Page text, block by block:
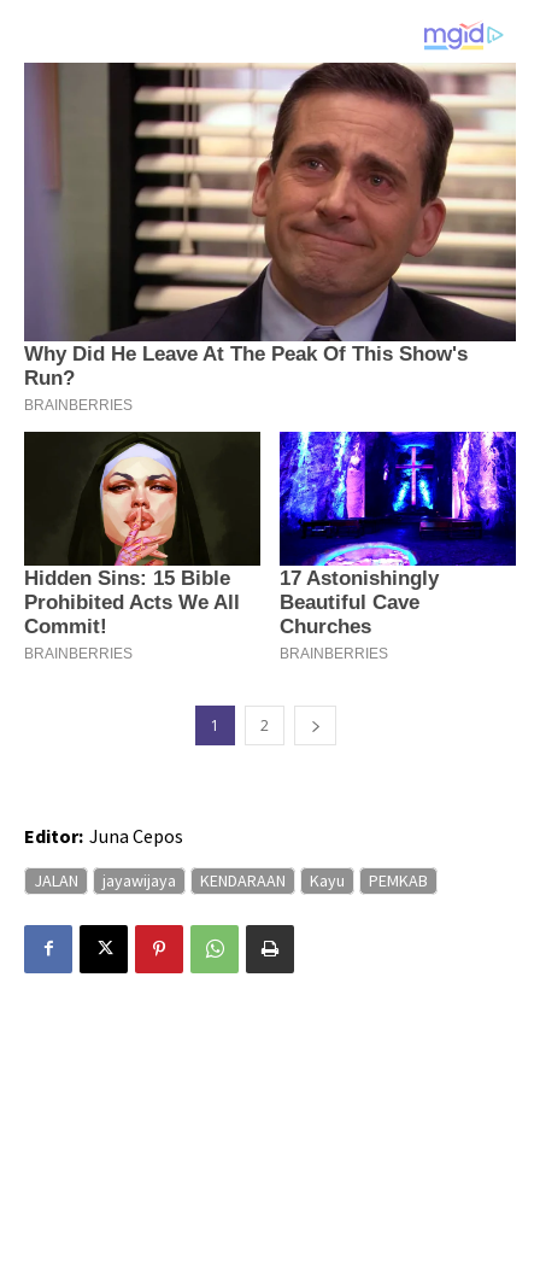
1 2
Editor: Juna Cepos
JALAN jayawijaya KENDARAAN Kayu PEMKAB